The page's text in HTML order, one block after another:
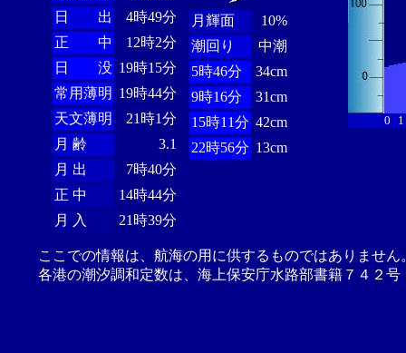
日 出
4時49分
正 中
12時2分
日 没 19時15分
常用薄明 19時44分
天文薄明
21時1分
月 齢
3.1
月 出
7時40分
正 中
14時44分
月 入
21時39分
月輝面
10%
潮回り
中潮
5時46分
34cm
9時16分
31cm
15時11分 42cm
22時56分 13cm
0 1
ここでの情報は、航海の用に供するものではありませ
各港の潮汐調和定数は、海上保安庁水路部書籍７４２